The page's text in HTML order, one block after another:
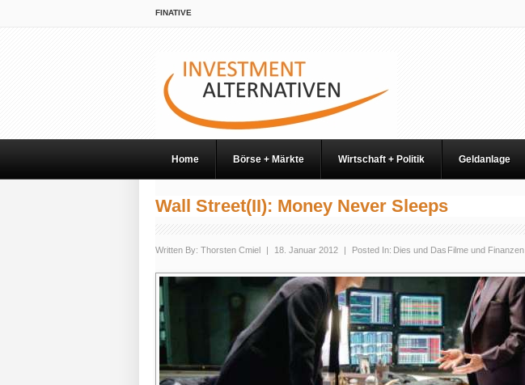
FINATIVE
Home Börse + Märkte Wirtschaft + Politik Geldanlage
Wall Street(II): Money Never Sleeps
Written By: Thorsten Cmiel | 18. Januar 2012 | Posted In: Dies und Das Filme und Finanzen